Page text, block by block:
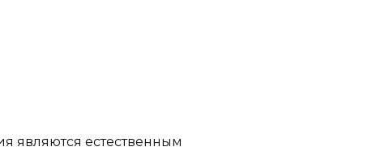
являются естественным